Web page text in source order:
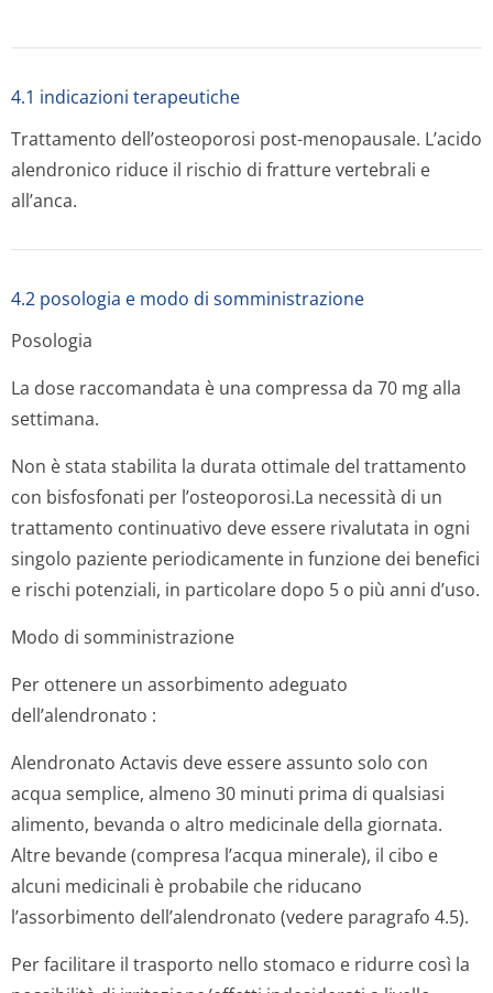
4.1 indicazioni terapeutiche
Trattamento dell’osteoporosi post-menopausale. L’acido
alendronico riduce il rischio di fratture vertebrali e
all’anca.
4.2 posologia e modo di somministrazione
Posologia
La dose raccomandata è una compressa da 70 mg alla
settimana.
Non è stata stabilita la durata ottimale del trattamento
con bisfosfonati per l’osteoporosi.La necessità di un
trattamento continuativo deve essere rivalutata in ogni
singolo paziente periodicamente in funzione dei benefici
e rischi potenziali, in particolare dopo 5 o più anni d’uso.
Modo di somministrazione
Per ottenere un assorbimento adeguato
dell’alendronato :
Alendronato Actavis deve essere assunto solo con
acqua semplice, almeno 30 minuti prima di qualsiasi
alimento, bevanda o altro medicinale della giornata.
Altre bevande (compresa l’acqua minerale), il cibo e
alcuni medicinali è probabile che riducano
l’assorbimento dell’alendronato (vedere paragrafo 4.5).
Per facilitare il trasporto nello stomaco e ridurre così la